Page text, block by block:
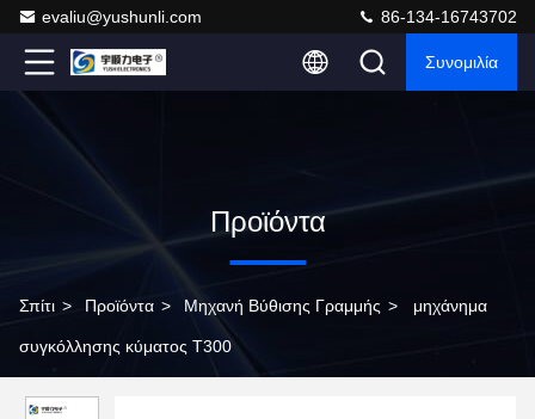
evaliu@yushunli.com 86-134-16743702
Συνομιλία
Προϊόντα
Σπίτι > Προϊόντα > Μηχανή Βύθισης Γραμμής > μηχάνημα
συγκόλλησης κύματος T300